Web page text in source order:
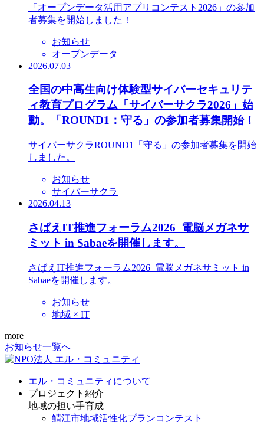
「オープンデータ活用アプリコンテスト2026」の参加
者募集を開始しました！
お知らせ
オープンデータ
2026.07.03
全国の中高生向け体験型サイバーセキュリテ
ィ教育プログラム「サイバーサクラ2026」始
動。「ROUND1：守る」の参加者募集開始！
サイバーサクラROUND1「守る」の参加者募集を開始
しました。
お知らせ
サイバーサクラ
2026.04.13
さばえIT推進フォーラム2026_電脳メガネサ
ミット in Sabaeを開催します。
さばえIT推進フォーラム2026_電脳メガネサミット in
Sabaeを開催します。
お知らせ
地域 × IT
more
お知らせ一覧へ
エル・コミュニティについて
プロジェクト紹介
地域の担い手育成
鯖江市地域活性化プランコンテスト